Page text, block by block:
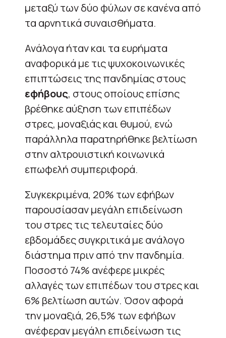
μεταξύ των δύο φύλων σε κανένα από
τα αρνητικά συναισθήματα.
Ανάλογα ήταν και τα ευρήματα
αναφορικά με τις ψυχοκοινωνικές
επιπτώσεις της πανδημίας στους
εφήβους, στους οποίους επίσης
βρέθηκε αύξηση των επιπέδων
στρες, μοναξιάς και θυμού, ενώ
παράλληλα παρατηρήθηκε βελτίωση
στην αλτρουιστική κοινωνικά
επωφελή συμπεριφορά.
Συγκεκριμένα, 20% των εφήβων
παρουσίασαν μεγάλη επιδείνωση
του στρες τις τελευταίες δύο
εβδομάδες συγκριτικά με ανάλογο
διάστημα πριν από την πανδημία.
Ποσοστό 74% ανέφερε μικρές
αλλαγές των επιπέδων του στρες και
6% βελτίωση αυτών. Όσον αφορά
την μοναξιά, 26,5% των εφήβων
ανέφεραν μεγάλη επιδείνωση τις